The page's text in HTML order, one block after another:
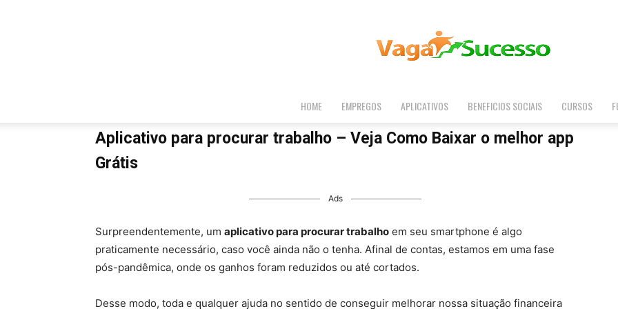
Vaga
HOME EMPREGOS APLICATIVOS BENEFICIOS SOCIAIS CURSOS
Aplicativo para procurar trabalho – Veja Como Baixar o melhor app
Grátis
Ads
Surpreendentemente, um aplicativo para procurar trabalho em seu smartphone é algo
praticamente necessário, caso você ainda não o tenha. Afinal de contas, estamos em uma fase
pós-pandêmica, onde os ganhos foram reduzidos ou até cortados.
Desse modo, toda e qualquer ajuda no sentido de conseguir melhorar nossa situação financeira